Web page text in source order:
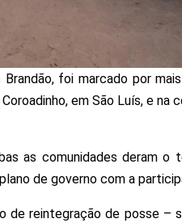
foi marcado por
em São Luís, e na
as comunidades deram o
de governo com a
de reintegração de posse –